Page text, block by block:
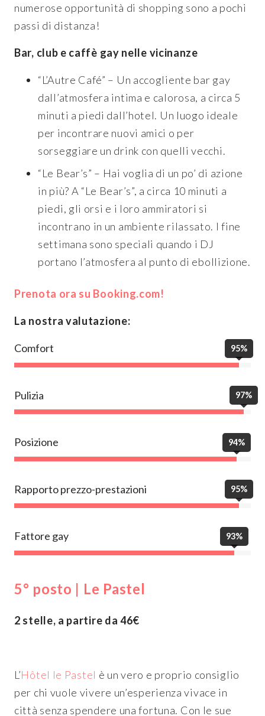
numerose opportunità di shopping sono a pochi
passi di distanza!
Bar, club e caffè gay nelle vicinanze
“L’Autre Café” – Un accogliente bar gay
dall’atmosfera intima e calorosa, a circa 5
minuti a piedi dall’hotel. Un luogo ideale
per incontrare nuovi amici o per
sorseggiare un drink con quelli vecchi.
“Le Bear’s” – Hai voglia di un po’ di azione
in più? A “Le Bear’s”, a circa 10 minuti a
piedi, gli orsi e i loro ammiratori si
incontrano in un ambiente rilassato. I fine
settimana sono speciali quando i DJ
portano l’atmosfera al punto di ebollizione.
Prenota ora su Booking.com!
La nostra valutazione:
Comfort 95%
Pulizia 97%
Posizione 94%
Rapporto prezzo-prestazioni 95%
Fattore gay 93%
5° posto | Le Pastel
2 stelle, a partire da 46€
L’Hôtel le Pastel è un vero e proprio consiglio
per chi vuole vivere un’esperienza vivace in
città senza spendere una fortuna. Con le sue